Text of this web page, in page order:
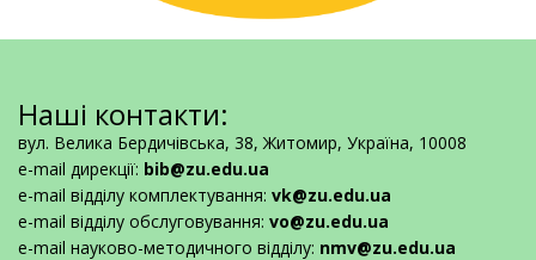
Наші контакти:
вул. Велика Бердичівська, 38, Житомир, Україна, 10008
e-mail дирекції: bib@zu.edu.ua
e-mail відділу комплектування: vk@zu.edu.ua
e-mail відділу обслуговування: vo@zu.edu.ua
e-mail науково-методичного відділу: nmv@zu.edu.ua